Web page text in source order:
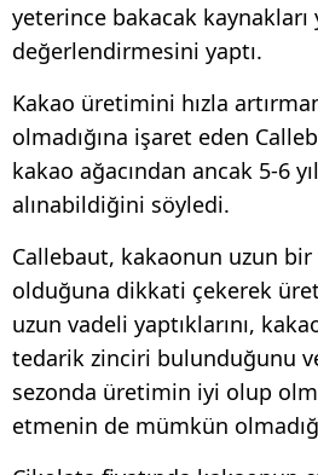
yeterince bakacak kaynakları
değerlendirmesini yaptı.
Kakao üretimini hızla
olmadığına işaret eden
kakao ağacından ancak 5-6
alınabildiğini söyledi.
Callebaut, kakaonun uzun
olduğuna dikkati çekerek
uzun vadeli yaptıklarını,
tedarik zinciri bulunduğunu
sezonda üretimin iyi olup
etmenin de mümkün